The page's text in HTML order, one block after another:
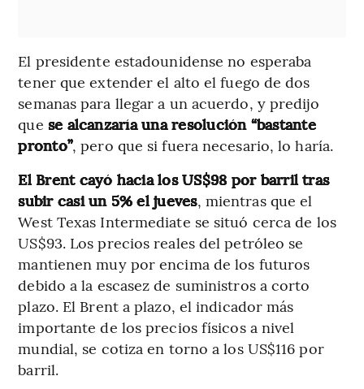
El presidente estadounidense no esperaba
tener que extender el alto el fuego de dos
semanas para llegar a un acuerdo, y predijo
que se alcanzaría una resolución “bastante
pronto”, pero que si fuera necesario, lo haría.
El Brent cayó hacia los US$98 por barril tras
subir casi un 5% el jueves, mientras que el
West Texas Intermediate se situó cerca de los
US$93. Los precios reales del petróleo se
mantienen muy por encima de los futuros
debido a la escasez de suministros a corto
plazo. El Brent a plazo, el indicador más
importante de los precios físicos a nivel
mundial, se cotiza en torno a los US$116 por
barril.